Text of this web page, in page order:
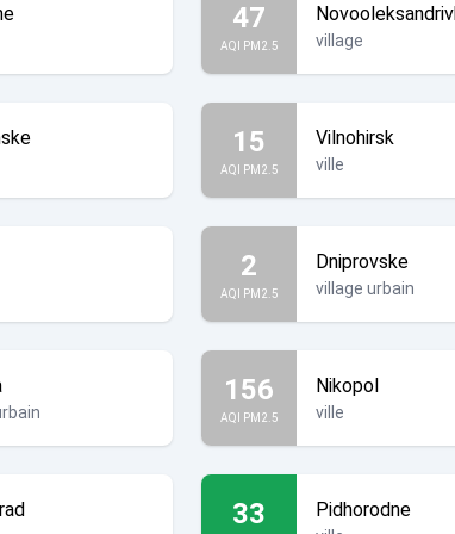
47
AQI PM2.5 village
15
AQI PM2.5
Vilnohirsk
ville
2
AQI PM2.5
Dniprovske
village urbain
156
AQI PM2.5
Nikopol
ville
33 Pidhorodne